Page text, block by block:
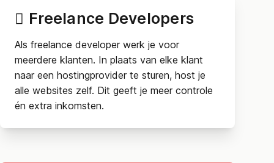
Freelance Developers
Als freelance developer werk je voor
meerdere klanten. In plaats van elke klant
naar een hostingprovider te sturen, host je
alle websites zelf. Dit geeft je meer controle
én extra inkomsten.